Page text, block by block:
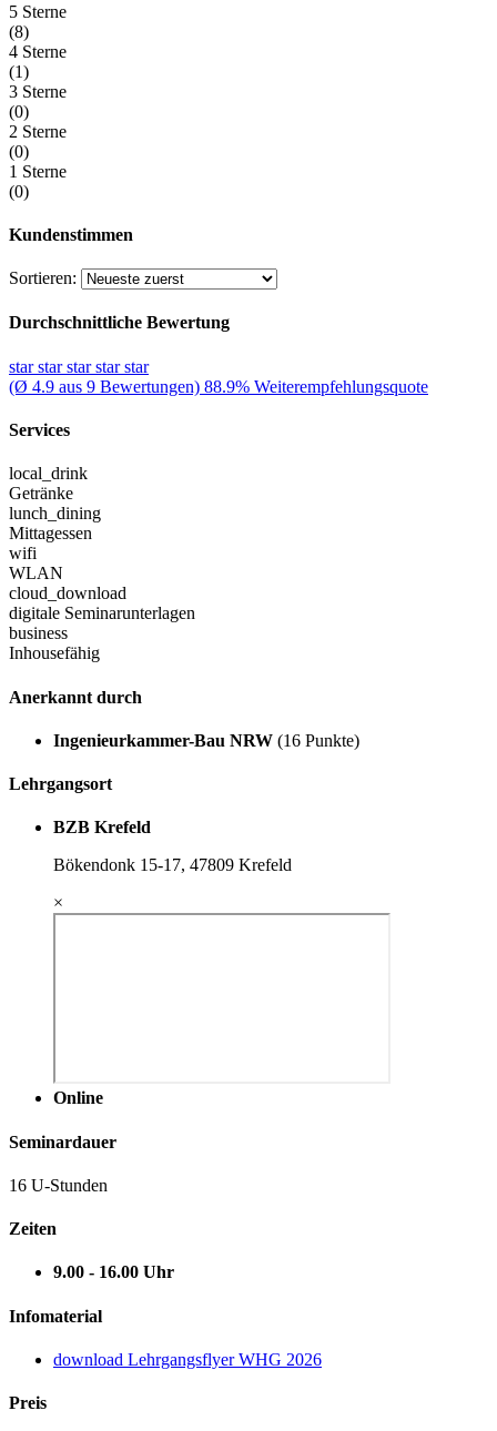
5 Sterne
(8)
4 Sterne
(1)
3 Sterne
(0)
2 Sterne
(0)
1 Sterne
(0)
Kundenstimmen
Sortieren:
Durchschnittliche Bewertung
star star star star star
(Ø 4.9 aus 9 Bewertungen) 88.9% Weiterempfehlungsquote
Services
local_drink
Getränke
lunch_dining
Mittagessen
wifi
WLAN
cloud_download
digitale Seminarunterlagen
business
Inhousefähig
Anerkannt durch
Ingenieurkammer-Bau NRW (16 Punkte)
Lehrgangsort
BZB Krefeld
Bökendonk 15-17, 47809 Krefeld
×
Online
Seminardauer
16 U-Stunden
Zeiten
9.00 - 16.00 Uhr
Infomaterial
download Lehrgangsflyer WHG 2026
Preis